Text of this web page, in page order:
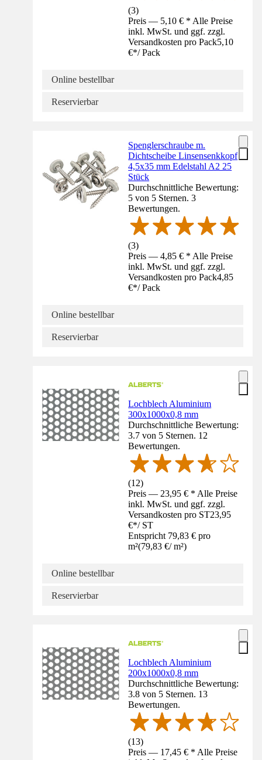
(3)
Preis — 5,10 € * Alle Preise
inkl. MwSt. und ggf. zzgl.
Versandkosten pro Pack5,10
€*/ Pack
Online bestellbar
Reservierbar
Spenglerschraube m.
Dichtscheibe Linsensenkkopf
4,5x35 mm Edelstahl A2 25
Stück
Durchschnittliche Bewertung:
5 von 5 Sternen. 3
Bewertungen.
(3)
Preis — 4,85 € * Alle Preise
inkl. MwSt. und ggf. zzgl.
Versandkosten pro Pack4,85
€*/ Pack
Online bestellbar
Reservierbar
Lochblech Aluminium
300x1000x0,8 mm
Durchschnittliche Bewertung:
3.7 von 5 Sternen. 12
Bewertungen.
(12)
Preis — 23,95 € * Alle Preise
inkl. MwSt. und ggf. zzgl.
Versandkosten pro ST23,95
€*/ ST
Entspricht 79,83 € pro
m²(79,83 €/ m²)
Online bestellbar
Reservierbar
Lochblech Aluminium
200x1000x0,8 mm
Durchschnittliche Bewertung:
3.8 von 5 Sternen. 13
Bewertungen.
(13)
Preis — 17,45 € * Alle Preise